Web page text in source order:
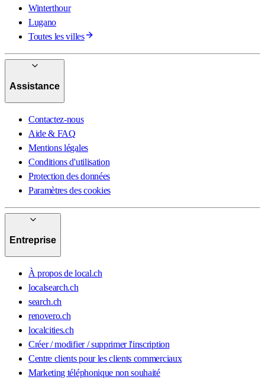
Winterthour
Lugano
Toutes les villes
Assistance
Contactez-nous
Aide & FAQ
Mentions légales
Conditions d'utilisation
Protection des données
Paramètres des cookies
Entreprise
À propos de local.ch
localsearch.ch
search.ch
renovero.ch
localcities.ch
Créer / modifier / supprimer l'inscription
Centre clients pour les clients commerciaux
Marketing téléphonique non souhaité